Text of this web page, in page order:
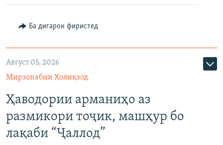
Ба дигарон фиристед
Август 05, 2026
Мирзонабии Холиқзод
Ҳаводории арманиҳо аз
размикори тоҷик, машҳур бо
лақаби “Ҷаллод”